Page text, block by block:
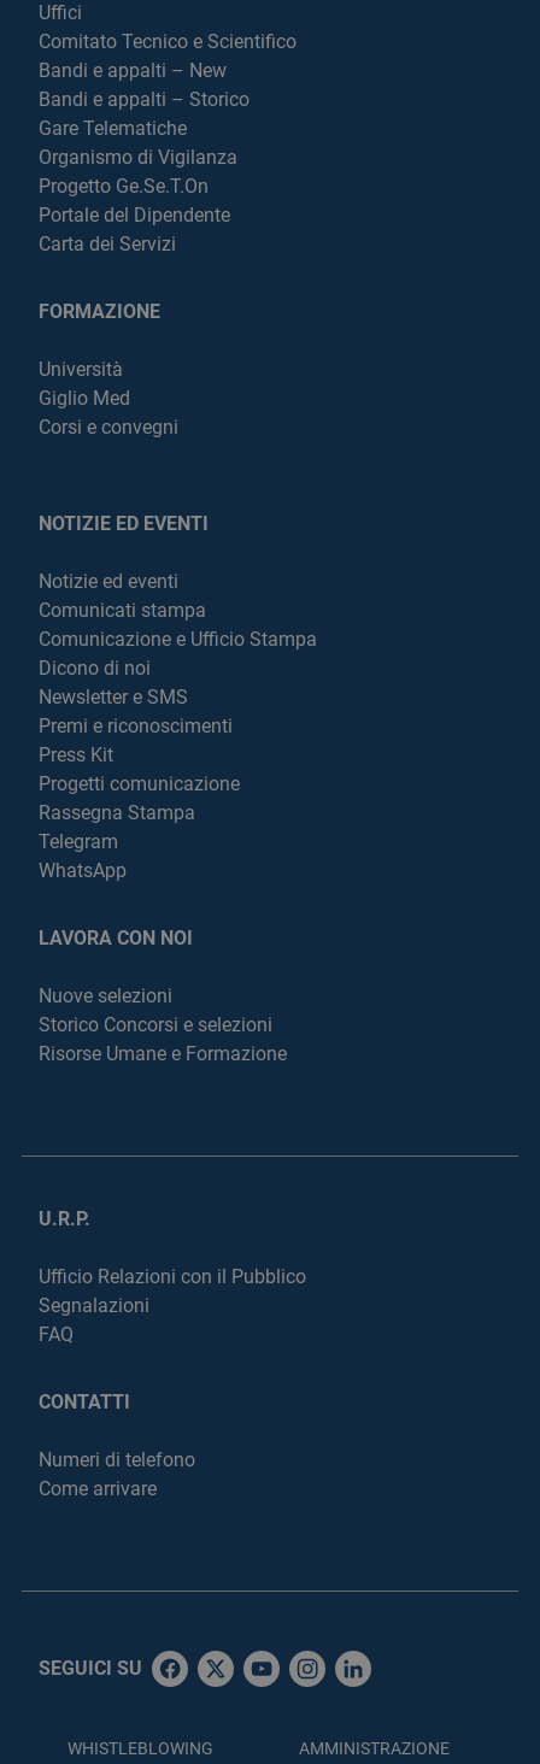
Uffici
Comitato Tecnico e Scientifico
Bandi e appalti – New
Bandi e appalti – Storico
Gare Telematiche
Organismo di Vigilanza
Progetto Ge.Se.T.On
Portale del Dipendente
Carta dei Servizi
FORMAZIONE
Università
Giglio Med
Corsi e convegni
NOTIZIE ED EVENTI
Notizie ed eventi
Comunicati stampa
Comunicazione e Ufficio Stampa
Dicono di noi
Newsletter e SMS
Premi e riconoscimenti
Press Kit
Progetti comunicazione
Rassegna Stampa
Telegram
WhatsApp
LAVORA CON NOI
Nuove selezioni
Storico Concorsi e selezioni
Risorse Umane e Formazione
U.R.P.
Ufficio Relazioni con il Pubblico
Segnalazioni
FAQ
CONTATTI
Numeri di telefono
Come arrivare
SEGUICI SU
WHISTLEBLOWING AMMINISTRAZIONE